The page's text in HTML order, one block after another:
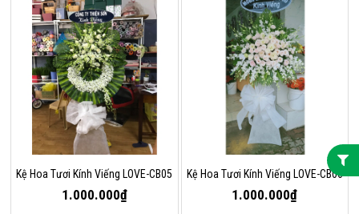
Kệ Hoa Tươi Kính Viếng LOVE-CB05
1.000.000₫
Kệ Hoa Tươi Kính Viếng LOVE-CB06
1.000.000₫